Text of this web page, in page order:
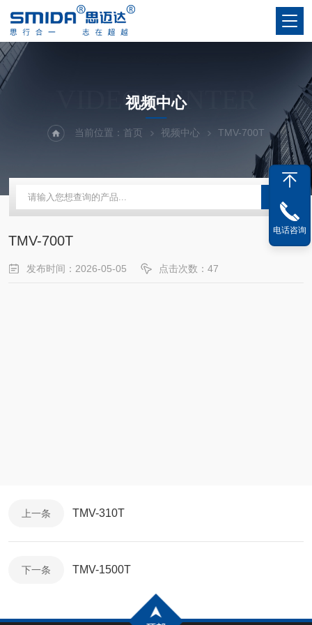
VIDEO CENTER
视频中心
当前位置： 首页 视频中心 TMV-700T
TMV-700T
发布时间：2026-05-05 点击次数：47
上一条 TMV-310T
下一条 TMV-1500T
电话咨询